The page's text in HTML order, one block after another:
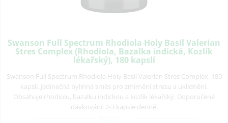
Swanson Full Spectrum Rhodiola Holy Basil Valerian
Stres Complex (Rhodiola, Bazalka indická, Kozlík
lékařský), 180 kapslí
Swanson Full Spectrum Rhodiola Holy Basil Valerian Stres Complex, 180
kapslí. Jedinečná bylinná směs pro zmírnění stresu a uklidnění.
Obsahuje rhodiolu, bazalku indickou a kozlík lékařský. Doporučené
dávkování: 2-3 kapsle denně.